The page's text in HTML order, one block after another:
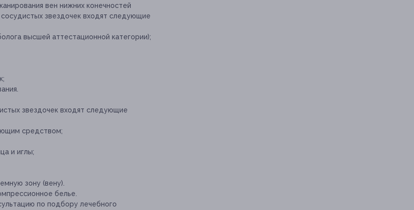
вен нижних конечностей
звездочек входят следующие
высшей аттестационной категории);
звездочек входят следующие
средством;
и иглы;
зону (вену).
белье.
по подбору лечебного